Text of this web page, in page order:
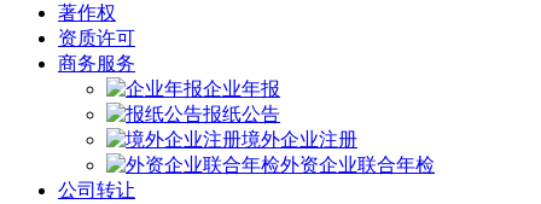
著作权
资质许可
商务服务
企业年报
报纸公告
境外企业注册
外资企业联合年检
公司转让